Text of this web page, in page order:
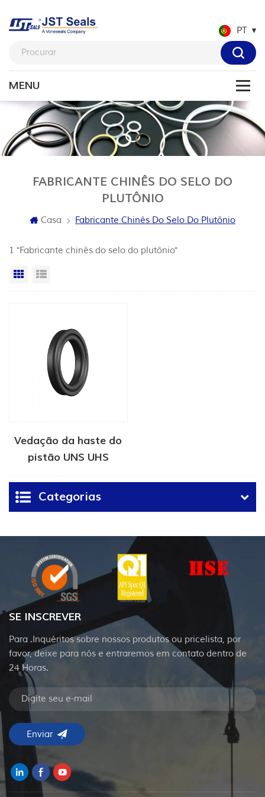
PT
FABRICANTE CHINÊS DO SELO DO
PLUTÔNIO
Casa Fabricante Chinês Do Selo Do Plutônio
1 "Fabricante chinês do selo do plutônio"
Vista da grade
Vedação da haste do
pistão UNS UHS
Categorias
SE INSCREVER
Para .Inquéritos sobre nossos produtos ou pricelista, por
favor, deixe para nós e entraremos em contato dentro de
24 Horas.